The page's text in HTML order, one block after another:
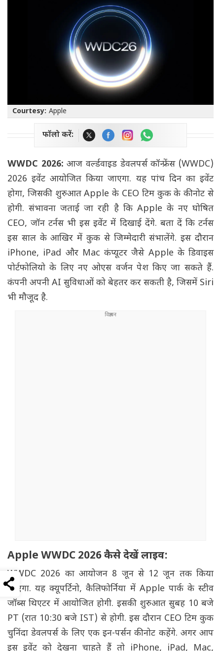
Courtesy: Apple
फॉलो करें:
WWDC 2026:आज वर्ल्डवाइड डेवलपर्स कॉन्फ्रेंस (WWDC)
2026 इवेंट आयोजित किया जाएगा. यह पांच दिन का इवेंट
होगा, जिसकी शुरुआत Apple के CEO टिम कुक के कीनोट से
होगी. संभावना जताई जा रही है कि Apple के नए घोषित
CEO, जॉन टर्नस भी इस इवेंट में दिखाई देंगे. बता दें कि टर्नस
इस साल के आखिर में कुक से जिम्मेदारी संभालेंगे. इस दौरान
iPhone, iPad और Mac कंप्यूटर जैसे Apple के डिवाइस
पोर्टफोलियो के लिए नए ओएस वर्जन पेश किए जा सकते हैं.
कंपनी अपनी AI सुविधाओं को बेहतर कर सकती है, जिसमें Siri
भी मौजूद है.
Apple WWDC 2026 कैसे देखें लाइव:
WWDC 2026 का आयोजन 8 जून से 12 जून तक किया
जाएगा. यह क्यूपर्टिनो, कैलिफोर्निया में Apple पार्क के स्टीव
जॉब्स थिएटर में आयोजित होगी. इसकी शुरुआत सुबह 10 बजे
PT (रात 10:30 बजे IST) से होगी. इस दौरान CEO टिम कुक
चुनिंदा डेवलपर्स के लिए एक इन-पर्सन कीनोट कहेंगे. अगर आप
इस इवेंट को देखना चाहते हैं तो iPhone, iPad, Mac,